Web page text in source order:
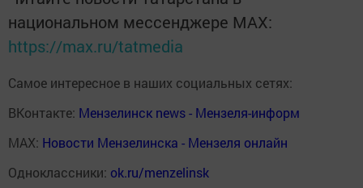
национальном мессенджере MАХ:
https://max.ru/tatmedia
Самое интересное в наших социальных сетях:
ВКонтакте: Мензелинск news - Мензеля-информ
MAX: Новости Мензелинска - Мензеля онлайн
Одноклассники: ok.ru/menzelinsk